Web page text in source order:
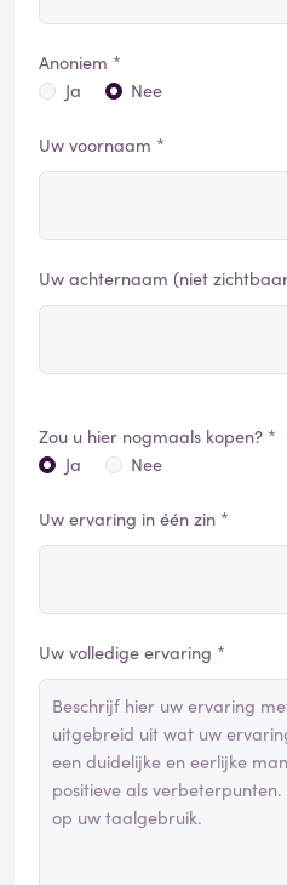
Anoniem *
Ja
Nee
Uw voornaam *
Uw achternaam (niet
Zou u hier nogmaals kopen? *
Ja
Nee
Uw ervaring in één zin *
Uw volledige ervaring *